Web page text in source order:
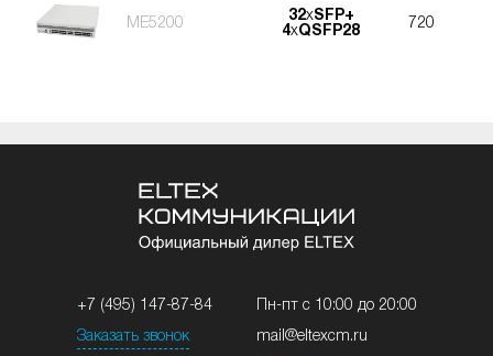
ME5200
32xSFP+
4xQSFP28
720
+7 (495) 147-87-84
Заказать звонок
Пн-пт с 10:00 до 20:00
mail@eltexcm.ru